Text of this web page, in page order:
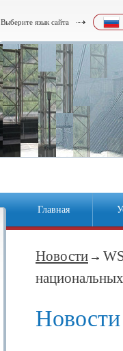
Выберите язык сайта
Главная
Новости
Новости